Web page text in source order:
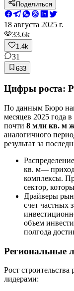
Поделиться
18 августа 2025 г.
33.6k
1.4k
31
633
Цифры роста:
По данным Бюро
месяцев 2025 года
почти 8 млн кв. м
аналогичного
результат за
кв. м—
комплексы.
сектор,
Драйверы
счет частных
объем
полгода
Региональные
Рост
лидерами: